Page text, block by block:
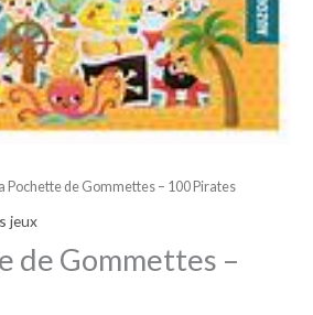
Pochette de Gommettes – 100 Pirates
jeux
de Gommettes –